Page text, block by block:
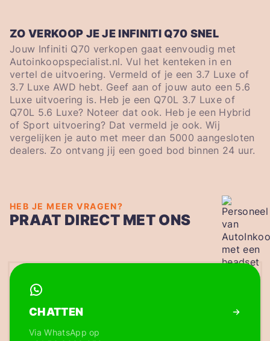
ZO VERKOOP JE JE INFINITI Q70 SNEL
Jouw Infiniti Q70 verkopen gaat eenvoudig met
Autoinkoopspecialist.nl. Vul het kenteken in en
vertel de uitvoering. Vermeld of je een 3.7 Luxe of
3.7 Luxe AWD hebt. Geef aan of jouw auto een 5.6
Luxe uitvoering is. Heb je een Q70L 3.7 Luxe of
Q70L 5.6 Luxe? Noteer dat ook. Heb je een Hybrid
of Sport uitvoering? Dat vermeld je ook. Wij
vergelijken je auto met meer dan 5000 aangesloten
dealers. Zo ontvang jij een goed bod binnen 24 uur.
HEB JE MEER VRAGEN?
PRAAT DIRECT MET ONS
CHATTEN
Via WhatsApp op